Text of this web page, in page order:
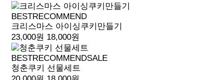
BESTRECOMMEND
크리스마스 아이싱쿠키만들기
23,000원 18,000원
BESTRECOMMENDSALE
청춘쿠키 선물세트